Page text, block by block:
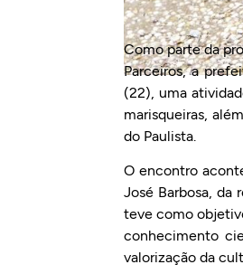
Como parte da
Parceiros, a
(22), uma
marisqueiras,
do Paulista.
O encontro
José Barbosa, da
teve como
conhecimento
valorização da